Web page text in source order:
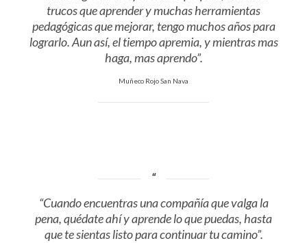
trucos que aprender y muchas herramientas
pedagógicas que mejorar, tengo muchos años para
lograrlo. Aun así, el tiempo apremia, y mientras mas
haga, mas aprendo”.
Muñeco Rojo San Nava
“Cuando encuentras una compañía que valga la
pena, quédate ahí y aprende lo que puedas, hasta
que te sientas listo para continuar tu camino”.